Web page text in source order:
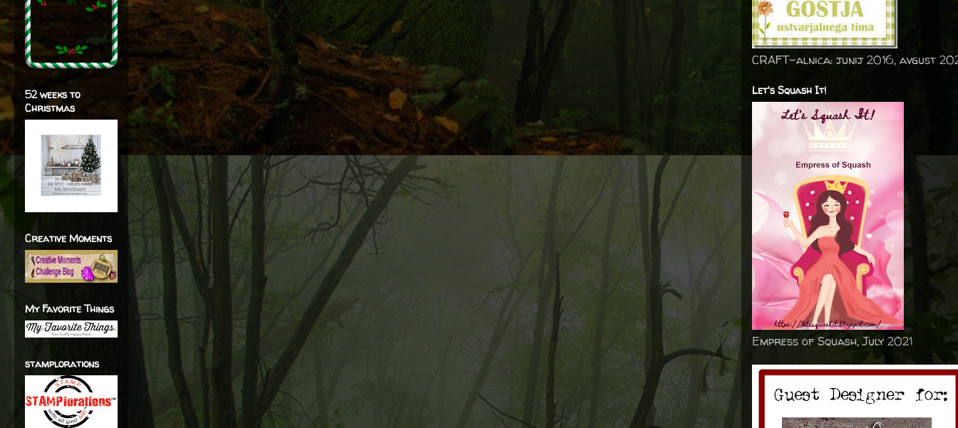
52 weeks to
Christmas
Creative Moments
My Favorite Things
stamplorations
CRAFT-alnica: junij 2016, avgust
Let's Squash It!
Empress of Squash, July 2021